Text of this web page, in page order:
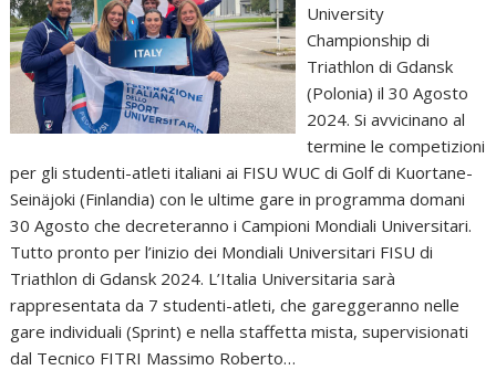
University
Championship di
Triathlon di Gdansk
(Polonia) il 30 Agosto
2024. Si avvicinano al
termine le competizioni
per gli studenti-atleti italiani ai FISU WUC di Golf di Kuortane-
Seinäjoki (Finlandia) con le ultime gare in programma domani
30 Agosto che decreteranno i Campioni Mondiali Universitari.
Tutto pronto per l’inizio dei Mondiali Universitari FISU di
Triathlon di Gdansk 2024. L’Italia Universitaria sarà
rappresentata da 7 studenti-atleti, che gareggeranno nelle
gare individuali (Sprint) e nella staffetta mista, supervisionati
dal Tecnico FITRI Massimo Roberto…